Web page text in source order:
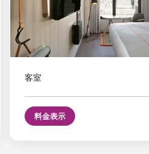
客室
料金表示